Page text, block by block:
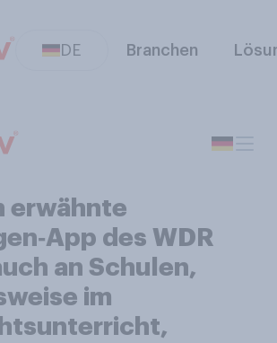
DE Branchen
erwähnte
des WDR
an Schulen,
im